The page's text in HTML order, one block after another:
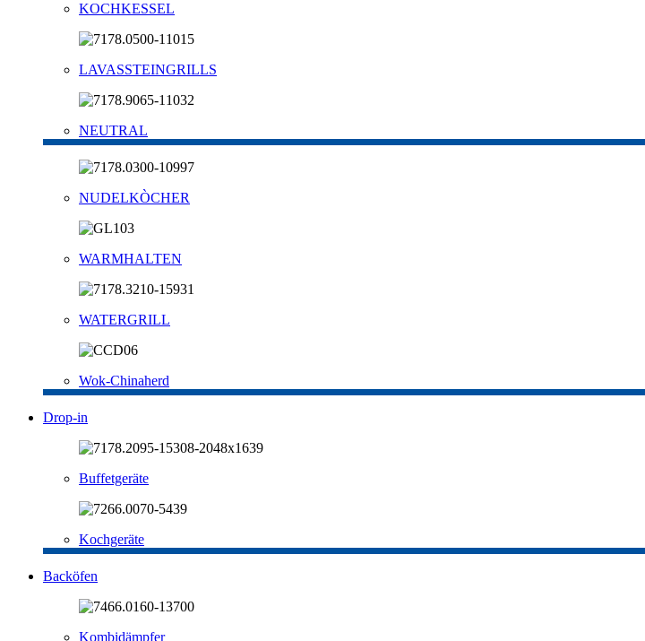
KOCHKESSEL
LAVASSTEINGRILLS
NEUTRAL
NUDELKÒCHER
WARMHALTEN
WATERGRILL
Wok-Chinaherd
Drop-in
Buffetgeräte
Kochgeräte
Backöfen
Kombidämpfer